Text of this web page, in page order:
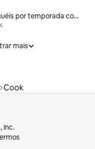
Aluguéis por temporada com suítes privativas
mais
Cook
Inc.